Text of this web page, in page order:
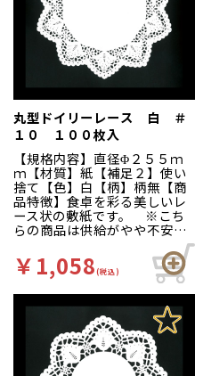
丸型ドイリーレース 白 ＃
１０ １００枚入
【規格内容】直径Φ２５５ｍ
ｍ【材質】紙【補足２】使い
捨て【色】白【柄】柄無【商
品特徴】食卓を彩る美しいレ
ース状の敷紙です。 ※こち
らの商品は供給がやや不安定
承ください。
￥1,058(税込)